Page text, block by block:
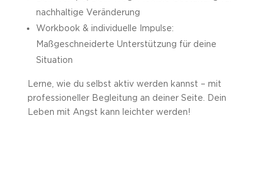
nachhaltige Veränderung
Workbook & individuelle Impulse:
Maßgeschneiderte Unterstützung für deine
Situation
Lerne, wie du selbst aktiv werden kannst – mit
professioneller Begleitung an deiner Seite. Dein
Leben mit Angst kann leichter werden!